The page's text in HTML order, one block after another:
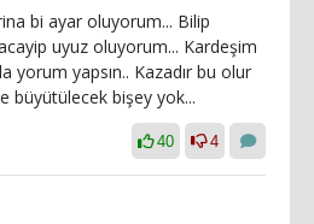
bi ayar oluyorum... Bilip
uyuz oluyorum... Kardeşim
yorum yapsın.. Kazadır bu olur
büyütülecek bişey yok...
40 4